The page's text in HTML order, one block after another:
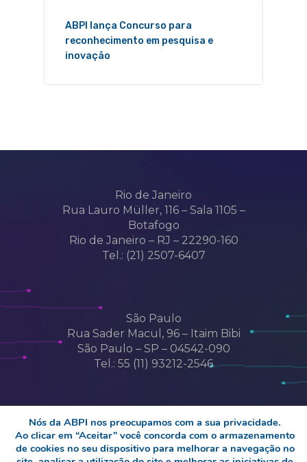
ABPI lança Concurso para
reconhecimento em pesquisa e
inovação
Rio de Janeiro
Rua Lauro Müller, 116 – Sala 1105 –
Botafogo
Rio de Janeiro – RJ – 22290-160
Tel.: (21) 2507-6407
São Paulo
Rua Sader Macul, 96 – Itaim Bibi
São Paulo – SP – 04542-090
Tel.: 55 (11) 93212-2546
© 2026 abpi. Associação Brasileira da
Nós da ABPI nos preocupamos com a sua privacidade.
Ao clicar em “Aceitar” você concorda com o armazenamento
de cookies no seu dispositivo para melhorar a navegação no